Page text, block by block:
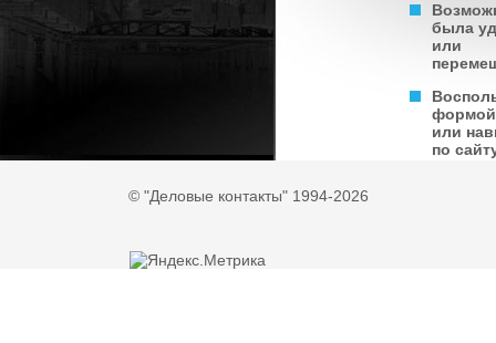
была
или
формой
или
по
© "Деловые контакты" 1994-2026